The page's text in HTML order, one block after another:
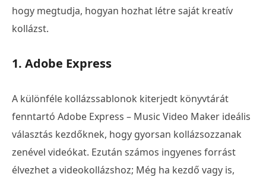
hogy megtudja, hogyan hozhat létre saját kreatív
kollázst.
1. Adobe Express
A különféle kollázssablonok kiterjedt könyvtárát
fenntartó Adobe Express – Music Video Maker ideális
választás kezdőknek, hogy gyorsan kollázsozzanak
zenével videókat. Ezután számos ingyenes forrást
élvezhet a videokollázshoz; Még ha kezdő vagy is,